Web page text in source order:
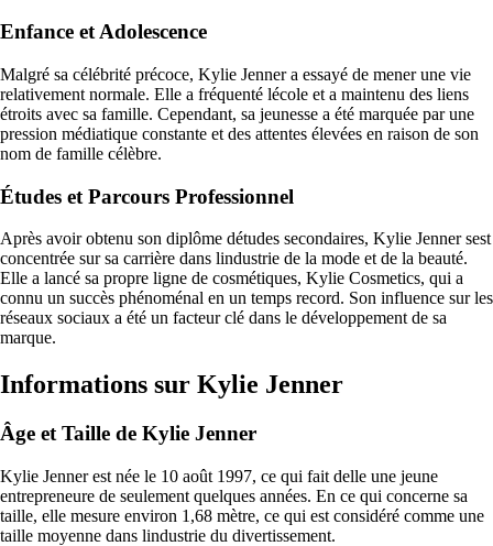
Enfance et Adolescence
Malgré sa célébrité précoce, Kylie Jenner a essayé de mener une vie
relativement normale. Elle a fréquenté lécole et a maintenu des liens
étroits avec sa famille. Cependant, sa jeunesse a été marquée par une
pression médiatique constante et des attentes élevées en raison de son
nom de famille célèbre.
Études et Parcours Professionnel
Après avoir obtenu son diplôme détudes secondaires, Kylie Jenner sest
concentrée sur sa carrière dans lindustrie de la mode et de la beauté.
Elle a lancé sa propre ligne de cosmétiques, Kylie Cosmetics, qui a
connu un succès phénoménal en un temps record. Son influence sur les
réseaux sociaux a été un facteur clé dans le développement de sa
marque.
Informations sur Kylie Jenner
Âge et Taille de Kylie Jenner
Kylie Jenner est née le 10 août 1997, ce qui fait delle une jeune
entrepreneure de seulement quelques années. En ce qui concerne sa
taille, elle mesure environ 1,68 mètre, ce qui est considéré comme une
taille moyenne dans lindustrie du divertissement.